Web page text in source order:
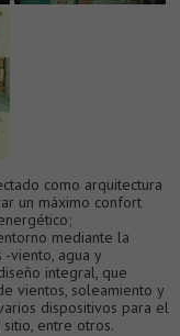
como arquitectura
un máximo confort
mediante la
viento, agua y
integral, que
vientos, soleamiento y
dispositivos para el
entre otros.